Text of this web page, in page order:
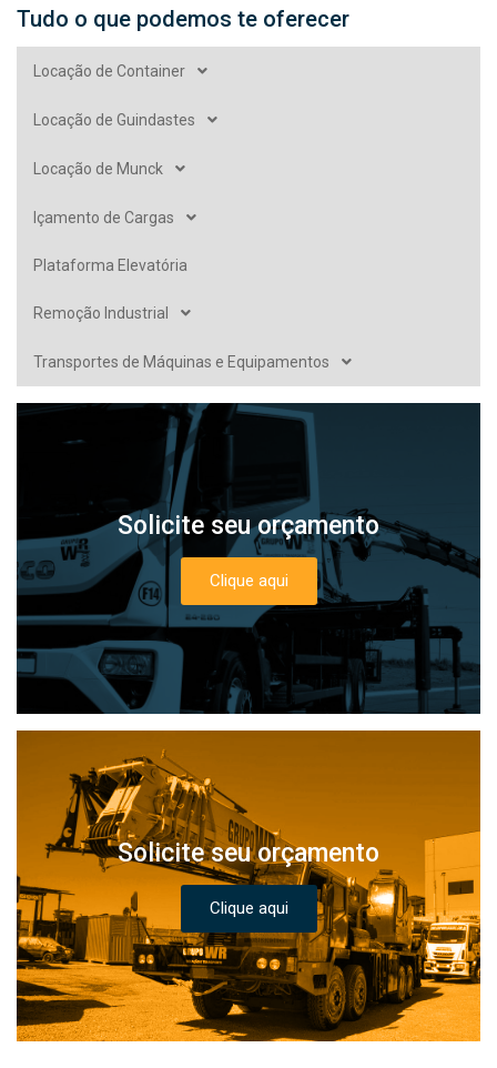
Tudo o que podemos te oferecer
Locação de Container
Locação de Guindastes
Locação de Munck
Içamento de Cargas
Plataforma Elevatória
Remoção Industrial
Transportes de Máquinas e Equipamentos
Solicite seu orçamento
Clique aqui
Solicite seu orçamento
Clique aqui